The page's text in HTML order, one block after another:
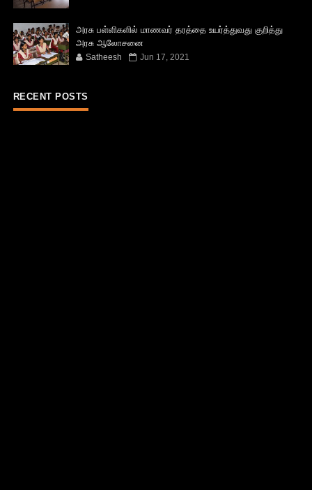
அரசு பள்ளிகளில் மாணவர் தரத்தை உயர்த்துவது குறித்து
அரசு ஆலோசனை
Satheesh Jun 17, 2021
RECENT POSTS